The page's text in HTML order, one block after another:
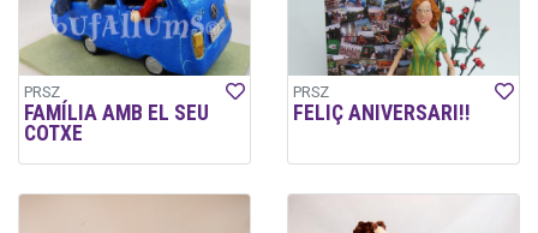
PRSZ
FAMÍLIA AMB EL SEU
COTXE
PRSZ
FELIÇ ANIVERSARI!!